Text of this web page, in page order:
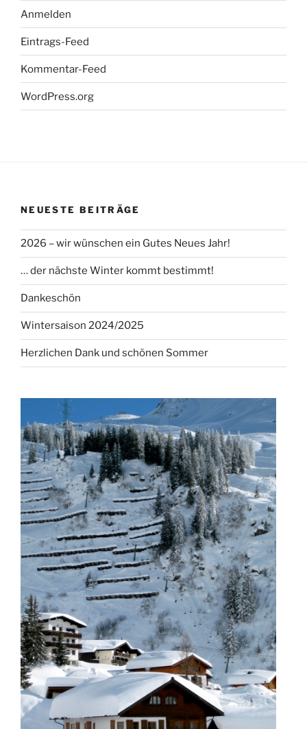
Anmelden
Eintrags-Feed
Kommentar-Feed
WordPress.org
NEUESTE BEITRÄGE
2026 – wir wünschen ein Gutes Neues Jahr!
… der nächste Winter kommt bestimmt!
Dankeschön
Wintersaison 2024/2025
Herzlichen Dank und schönen Sommer